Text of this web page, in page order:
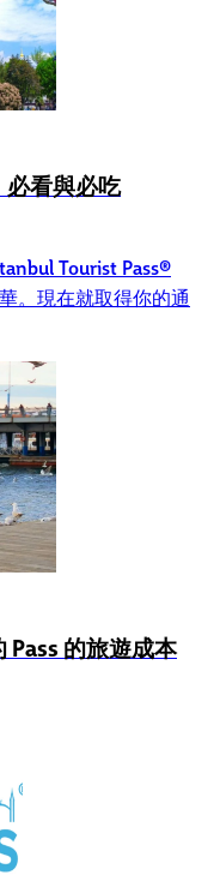
看與必吃
Tourist Pass®
。現在就取得你的通
的旅遊成本